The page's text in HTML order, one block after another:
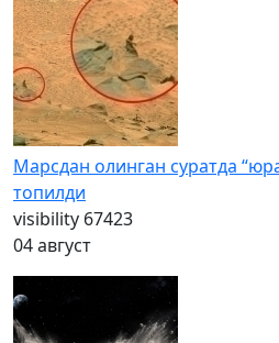
Марсдан олинган суратда
топилди
visibility 67423
04 август